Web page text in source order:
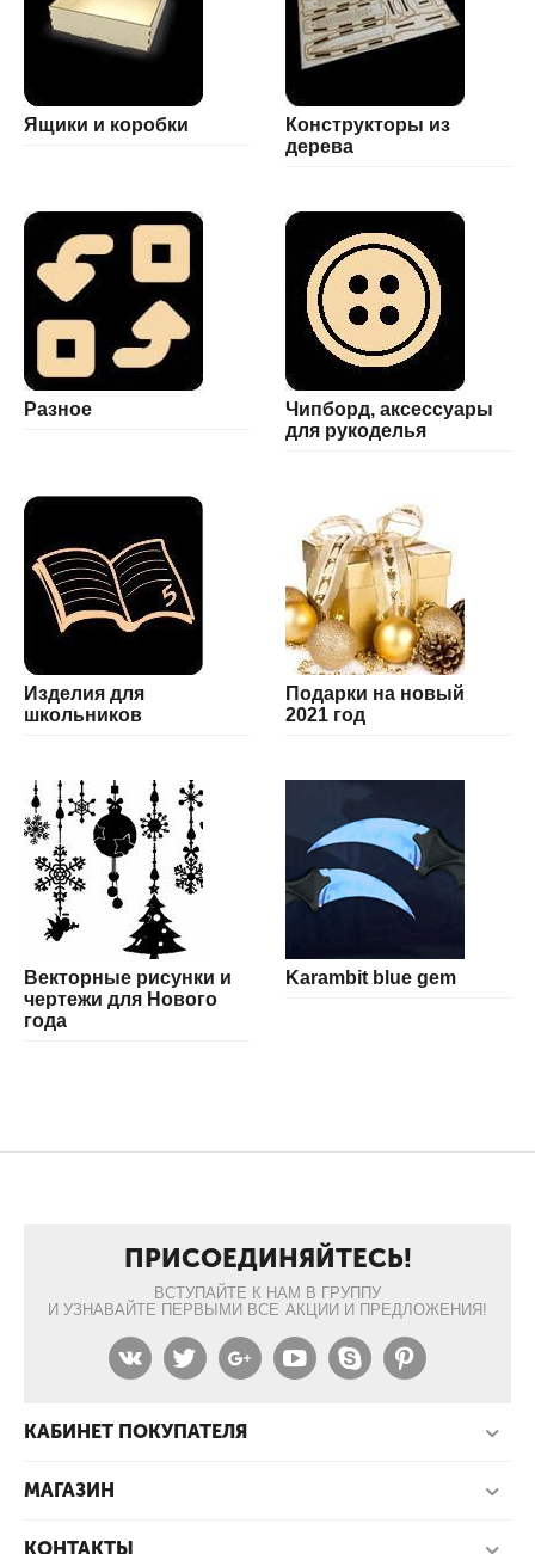
Ящики и коробки
Конструкторы из
дерева
Разное
Чипборд, аксессуары
для рукоделья
Изделия для
школьников
Подарки на новый
2021 год
Векторные рисунки и
чертежи для Нового
года
Karambit blue gem
ПРИСОЕДИНЯЙТЕСЬ!
ВСТУПАЙТЕ К НАМ В ГРУППУ
И УЗНАВАЙТЕ ПЕРВЫМИ ВСЕ АКЦИИ И ПРЕДЛОЖЕНИЯ!
КАБИНЕТ ПОКУПАТЕЛЯ
МАГАЗИН
КОНТАКТЫ